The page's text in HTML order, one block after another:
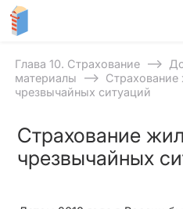
Глава 10. Страхование ⟶
материалы
⟶ Страхование
чрезвычайных ситуаций
Страхование
чрезвычайных